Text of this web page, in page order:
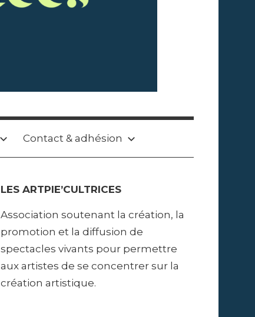
Contact & adhésion
LES ARTPIE’CULTRICES
Association soutenant la création, la
promotion et la diffusion de
spectacles vivants pour permettre
aux artistes de se concentrer sur la
création artistique.